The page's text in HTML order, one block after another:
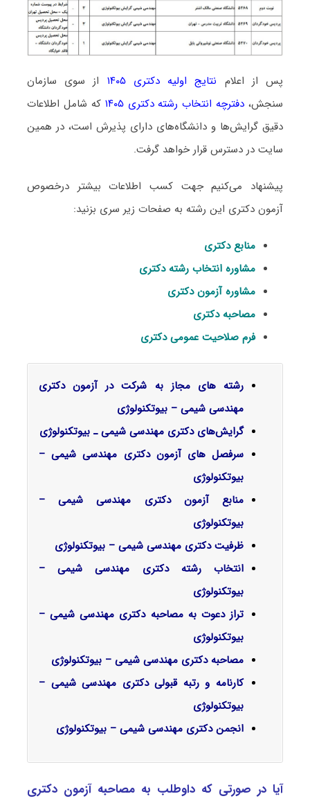
پس از اعلام نتایج اولیه دکتری ۱۴۰۵
از سوی سازمان
سنجش، دفترچه انتخاب رشته دکتری ۱۴۰۵
که شامل اطلاعات
دقیق گرایش‌ها و دانشگاه‌های دارای پذیرش است، در همین
سایت در دسترس قرار خواهد گرفت.
پیشنهاد می‌کنیم جهت کسب اطلاعات بیشتر درخصوص
آزمون دکتری این رشته به صفحات زیر سری بزنید:
منابع دکتری
مشاوره انتخاب رشته دکتری
مشاوره آزمون دکتری
مصاحبه دکتری
فرم صلاحیت عمومی دکتری
رشته های مجاز به شرکت در آزمون دکتری
مهندسی شیمی – بیوتکنولوژی
گرایش‌های دکتری مهندسی شیمی ـ ﺑﻴﻮﺗﻜﻨﻮﻟﻮژی
سرفصل‌ های آزمون دکتری مهندسی شیمی –
بیوتکنولوژی
منابع آزمون دکتری مهندسی شیمی –
بیوتکنولوژی
ظرفیت دکتری مهندسی شیمی – بیوتکنولوژی
انتخاب رشته دکتری مهندسی شیمی –
بیوتکنولوژی
تراز دعوت به مصاحبه دکتری مهندسی شیمی –
بیوتکنولوژی
مصاحبه دکتری مهندسی شیمی – بیوتکنولوژی
کارنامه و رتبه قبولی دکتری مهندسی شیمی –
بیوتکنولوژی
انجمن دکتری مهندسی شیمی – بیوتکنولوژی
آیا در صورتی که داوطلب به مصاحبه آزمون دکتری